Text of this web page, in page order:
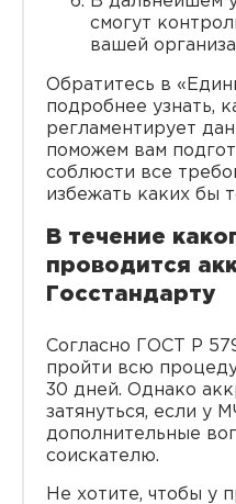
смогут
вашей
Обратитесь в
подробнее узнать,
регламентирует
поможем вам
соблюсти все
избежать каких бы
В течение
проводится
Госстандарту
Согласно ГОСТ Р
пройти всю
30 дней. Однако
затянуться, если у
дополнительные
соискателю.
Не хотите, чтобы у